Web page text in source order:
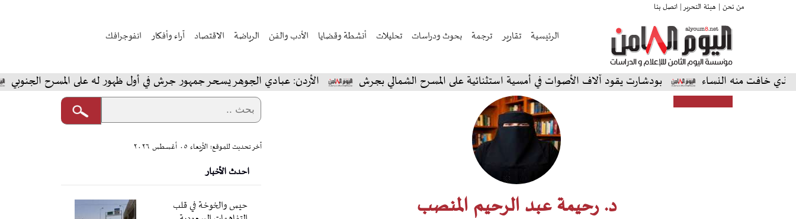
من نحن | هيئة التحرير | اتصل بنا
الرئيسية تقارير ترجمة بحوث ودراسات تحليلات أنشطة وقضايا الأدب والفن الرياضة الاقتصاد آراء وأفكار انفوجرافك
خافت منه النساء بودشارت يقود آلاف الأصوات في أمسية استثنائية على المسرح الشمالي بجرش الأردن: عبادي الجوهر يسحر جمهور جرش في أول ظهور له على المسرح الجنوبي
د. رحيمة عبد الرحيم المنصب
آخر تحديث للموقع: الأربعاء ٠٥ أغسطس ٢٠٢٦
احدث الأخبار
حيس والخوخة في قلب